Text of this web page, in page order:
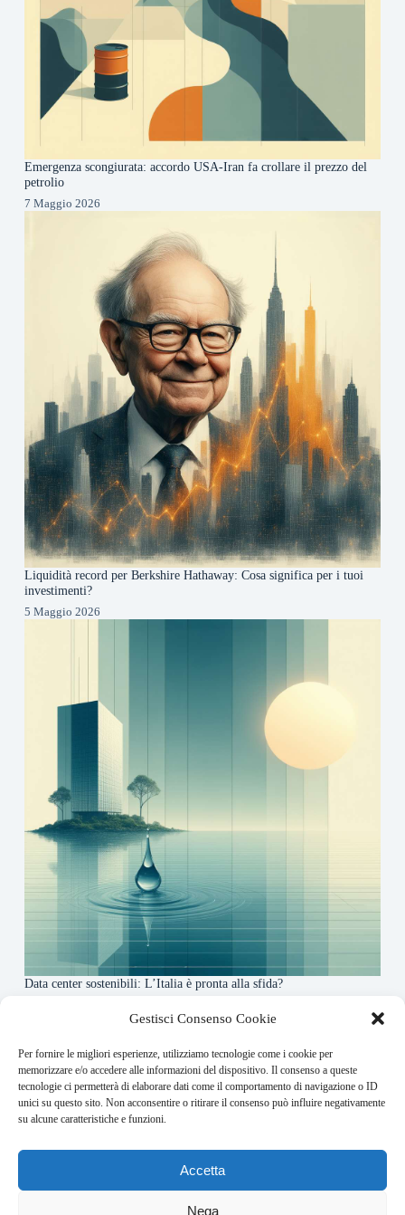
Gestisci Consenso Cookie
Per fornire le migliori esperienze, utilizziamo tecnologie come i cookie per
memorizzare e/o accedere alle informazioni del dispositivo. Il consenso a queste
tecnologie ci permetterà di elaborare dati come il comportamento di navigazione o ID
unici su questo sito. Non acconsentire o ritirare il consenso può influire negativamente
su alcune caratteristiche e funzioni.
Accetta
Nega
Emergenza scongiurata: accordo USA-Iran fa crollare il prezzo del
petrolio
7 Maggio 2026
Liquidità record per Berkshire Hathaway: Cosa significa per i tuoi
investimenti?
5 Maggio 2026
Data center sostenibili: L’Italia è pronta alla sfida?
About this website
Finance-Bullet.it ogni giorno trova per te le notizie più
rilevanti in ambito finanziario.
Address:
VIA USODIMARE 3 - 37138 - VERONA (VR)